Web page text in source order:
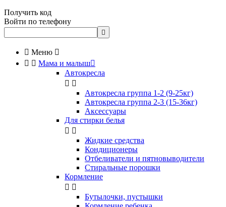
Получить код
Войти по телефону

 Меню 
  Мама и малыш
Автокресла
 
Автокресла группа 1-2 (9-25кг)
Автокресла группа 2-3 (15-36кг)
Аксессуары
Для стирки белья
 
Жидкие средства
Кондиционеры
Отбеливатели и пятновыводители
Стиральные порошки
Кормление
 
Бутылочки, пустышки